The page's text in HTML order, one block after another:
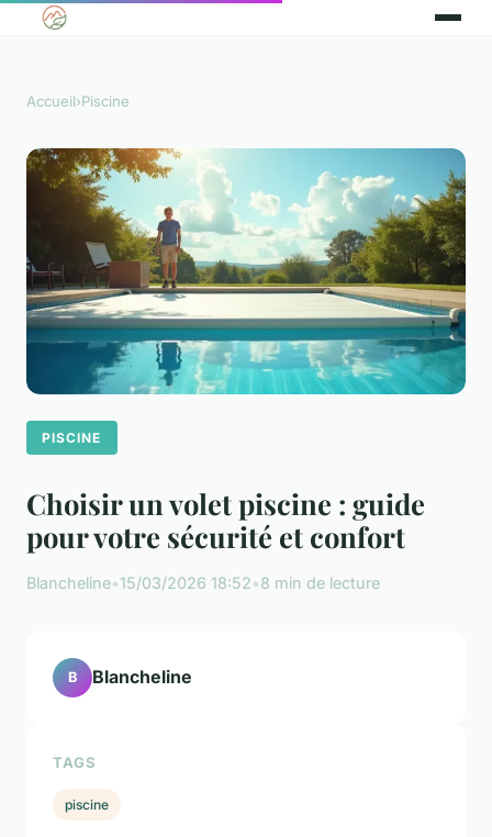
Accueil›Piscine
PISCINE
Choisir un volet piscine : guide
pour votre sécurité et confort
Blancheline•15/03/2026 18:52•8 min de lecture
B Blancheline
TAGS
piscine